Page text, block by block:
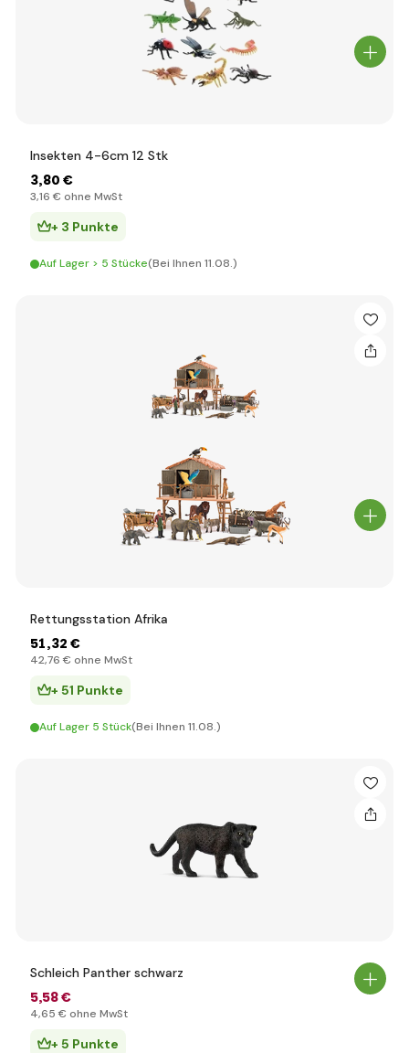
Insekten 4-6cm 12 Stk
3,80 €
3,16 € ohne MwSt
+ 3 Punkte
Auf Lager > 5 Stücke(Bei Ihnen 11.08.)
Rettungsstation Afrika
51,32 €
42,76 € ohne MwSt
+ 51 Punkte
Auf Lager 5 Stück(Bei Ihnen 11.08.)
Schleich Panther schwarz
5,58 €
4,65 € ohne MwSt
+ 5 Punkte